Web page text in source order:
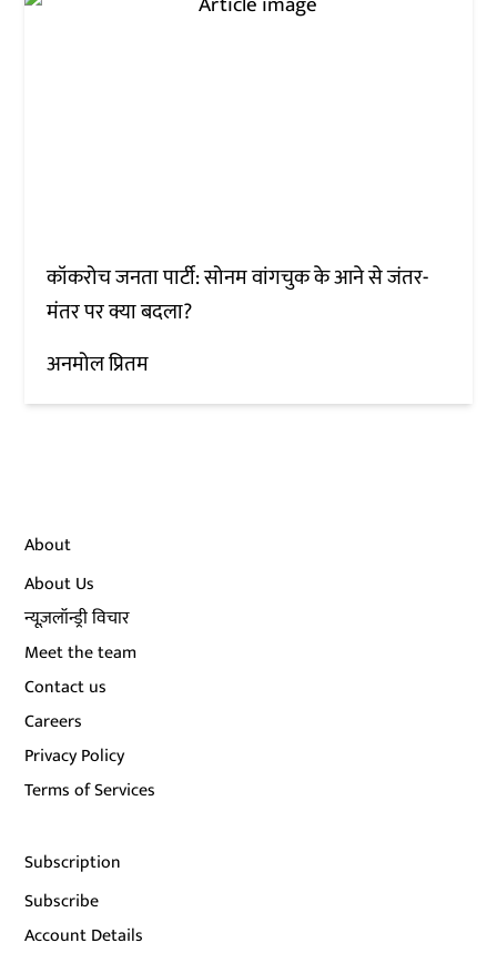
कॉकरोच जनता पार्टी: सोनम वांगचुक के आने से जंतर-
मंतर पर क्या बदला?
अनमोल प्रितम
About
About Us
न्यूज़लॉन्ड्री विचार
Meet the team
Contact us
Careers
Privacy Policy
Terms of Services
Subscription
Subscribe
Account Details